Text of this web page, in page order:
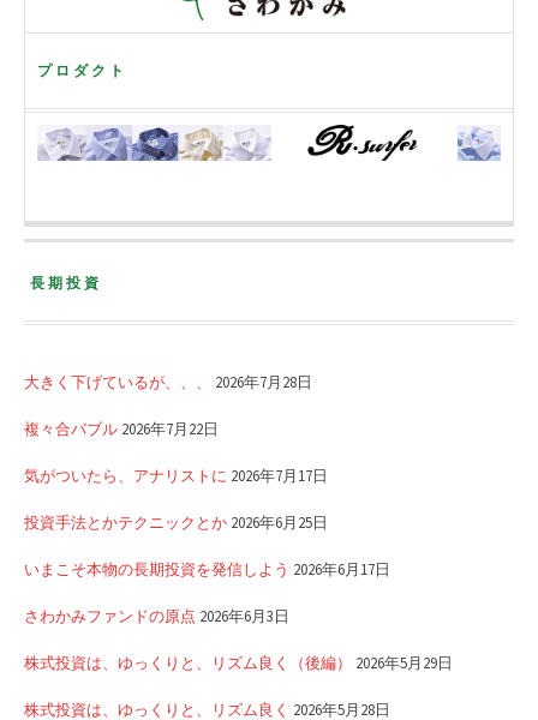
プロダクト
長期投資
大きく下げているが、、、 2026年7月28日
複々合バブル 2026年7月22日
気がついたら、アナリストに 2026年7月17日
投資手法とかテクニックとか 2026年6月25日
いまこそ本物の長期投資を発信しよう 2026年6月17日
さわかみファンドの原点 2026年6月3日
株式投資は、ゆっくりと、リズム良く（後編） 2026年5月29日
株式投資は、ゆっくりと、リズム良く 2026年5月28日